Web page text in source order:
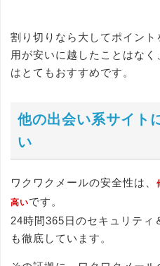
割り切りなら大してポイン
用が安いに越したことはな
はとてもおすすめです。
他の出会い系サイト
い
ワクワクメールの安全性は、
高いです。
24時間365日のセキュリティ
も徹底しています。